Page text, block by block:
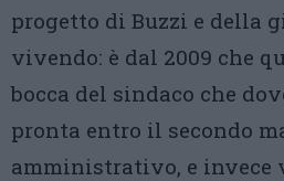
progetto di Buzzi e della
vivendo: è dal 2009 che
bocca del sindaco che
pronta entro il secondo
amministrativo, e invece